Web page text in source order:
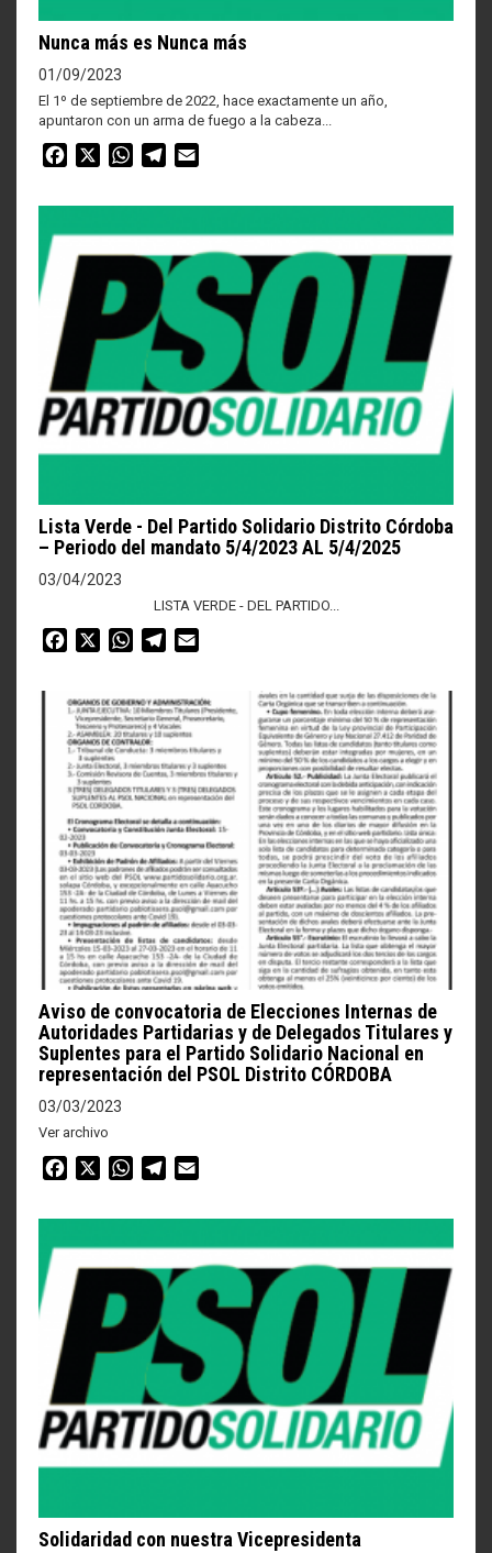
Nunca más es Nunca más
01/09/2023
El 1º de septiembre de 2022, hace exactamente un año,
apuntaron con un arma de fuego a la cabeza...
Facebook WhatsAppTelegram
Lista Verde - Del Partido Solidario Distrito Córdoba
– Periodo del mandato 5/4/2023 AL 5/4/2025
03/04/2023
LISTA VERDE - DEL PARTIDO...
Facebook WhatsAppTelegram
Aviso de convocatoria de Elecciones Internas de
Autoridades Partidarias y de Delegados Titulares y
Suplentes para el Partido Solidario Nacional en
representación del PSOL Distrito CÓRDOBA
03/03/2023
Ver archivo
Facebook WhatsAppTelegram
Solidaridad con nuestra Vicepresidenta